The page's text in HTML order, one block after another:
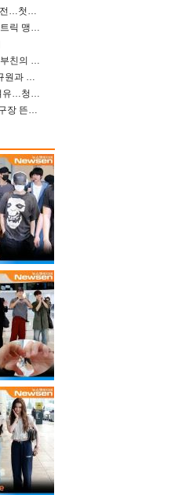
‘나는 SOLO’ 33기 첫날부터 반전…첫인상 0표 영호, 호감남 급부상
‘골때녀’ 올스타전, 마시마 포트트릭 맹추격전 5:4 골 잔치 ‘짜릿’ [어제TV]
눈물겨운 음문석, 무명 때 받은 부친의 전재산→폐암 父 세상 떠나기 전 여행(유퀴즈)[어제TV]
트리플에스 김채연, 개그맨 김규원과 함께 프리뷰쇼 진행 [포토엔HD]
‘견미리 딸’ 이유비, 금수저의 여유…청순 미모에 반전 슬림 라인
라이즈 성찬X은석, 8일 잠실야구장 뜬다…시구 시타+특별공연까지